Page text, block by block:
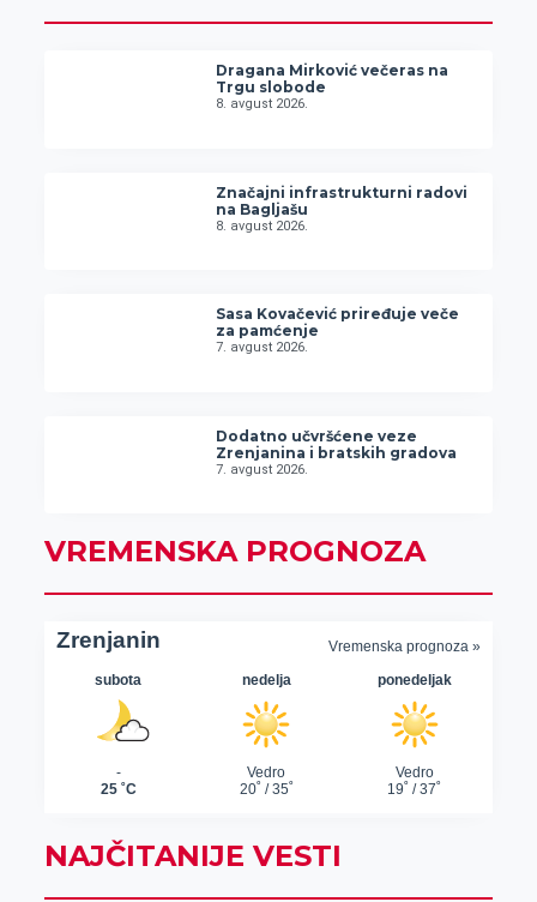
Dragana Mirković večeras na
Trgu slobode
8. avgust 2026.
Značajni infrastrukturni radovi
na Bagljašu
8. avgust 2026.
Sasa Kovačević priređuje veče
za pamćenje
7. avgust 2026.
Dodatno učvršćene veze
Zrenjanina i bratskih gradova
7. avgust 2026.
VREMENSKA PROGNOZA
NAJČITANIJE VESTI